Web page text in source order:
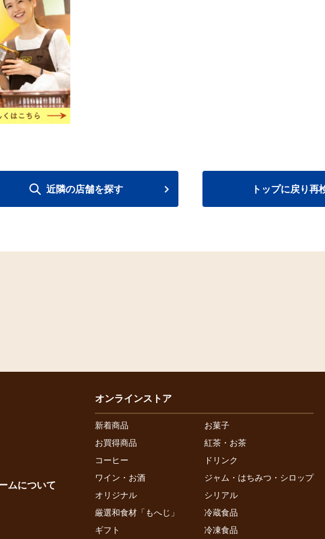
トップに戻り再
近隣の店舗を探す
ムについて
オンラインストア
新着商品
お菓子
お買得商品
紅茶・お茶
コーヒー
ドリンク
ワイン・お酒
ジャム・はちみつ・シロップ
オリジナル
シリアル
厳選和食材「もへじ」
冷蔵食品
ギフト
冷凍食品